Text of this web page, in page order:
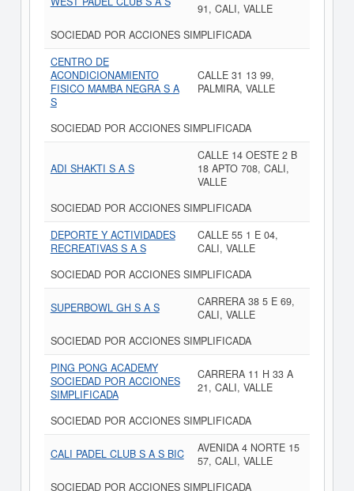
91, CALI, VALLE
SOCIEDAD POR ACCIONES SIMPLIFICADA
CENTRO DE
ACONDICIONAMIENTO
FISICO MAMBA NEGRA S A
S
CALLE 31 13 99,
PALMIRA, VALLE
SOCIEDAD POR ACCIONES SIMPLIFICADA
ADI SHAKTI S A S
CALLE 14 OESTE 2 B
18 APTO 708, CALI,
VALLE
SOCIEDAD POR ACCIONES SIMPLIFICADA
DEPORTE Y ACTIVIDADES
RECREATIVAS S A S
CALLE 55 1 E 04,
CALI, VALLE
SOCIEDAD POR ACCIONES SIMPLIFICADA
SUPERBOWL GH S A S
CARRERA 38 5 E 69,
CALI, VALLE
SOCIEDAD POR ACCIONES SIMPLIFICADA
PING PONG ACADEMY
SOCIEDAD POR ACCIONES
SIMPLIFICADA
CARRERA 11 H 33 A
21, CALI, VALLE
SOCIEDAD POR ACCIONES SIMPLIFICADA
CALI PADEL CLUB S A S BIC
AVENIDA 4 NORTE 15
57, CALI, VALLE
SOCIEDAD POR ACCIONES SIMPLIFICADA